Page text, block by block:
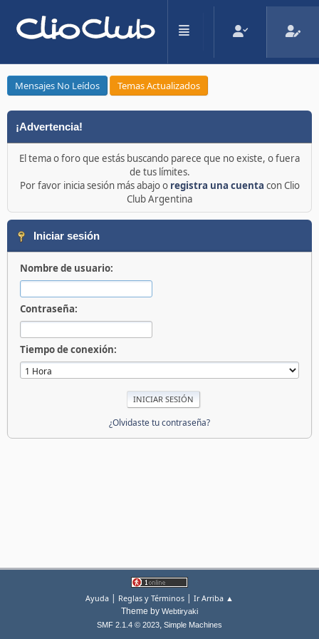
Mensajes No Leídos Temas Actualizados
¡Advertencia!
El tema o foro que estás buscando parece que no existe, o fuera
de tus límites.
Por favor inicia sesión más abajo o registra una cuenta con Clio
Club Argentina
Iniciar sesión
Nombre de usuario:
Contraseña:
Tiempo de conexión:
¿Olvidaste tu contraseña?
Ayuda | Reglas y Términos | Ir Arriba ▲
Theme by Webtiryaki
SMF 2.1.4 © 2023, Simple Machines